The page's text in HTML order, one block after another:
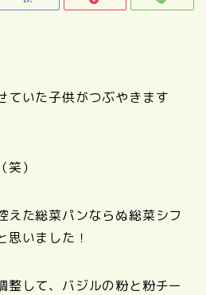
ていた子供がつぶやきます
）
えた総菜パンならぬ総菜シフ
思いました！
整して、バジルの粉と粉チー